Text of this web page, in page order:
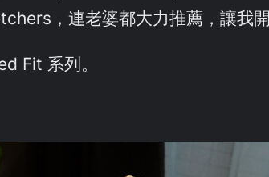
，連老婆都大力推薦，讓我開
Fit 系列。